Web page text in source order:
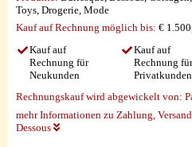
Toys, Drogerie, Mode
Kauf auf Rechnung möglich bis: €
Kauf auf
Rechnung für
Neukunden
Kauf auf
Rechnung
Privatkunden
Rechnungskauf wird abgewickelt von:
mehr Informationen zu Zahlung,
Dessous